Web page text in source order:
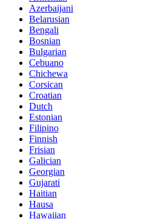
Azerbaijani
Belarusian
Bengali
Bosnian
Bulgarian
Cebuano
Chichewa
Corsican
Croatian
Dutch
Estonian
Filipino
Finnish
Frisian
Galician
Georgian
Gujarati
Haitian
Hausa
Hawaiian